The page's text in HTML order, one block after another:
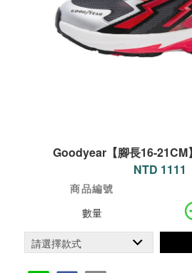
Goodyear【腳長16-21CM
NTD 1111
商品編號
數量